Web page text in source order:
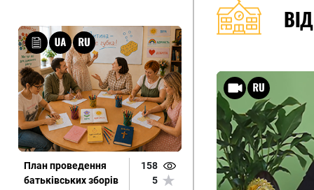
План проведення
батьківських зборів
158
5